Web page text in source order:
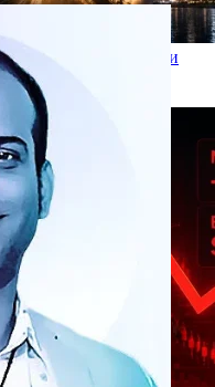
си IPO шоу – и държи